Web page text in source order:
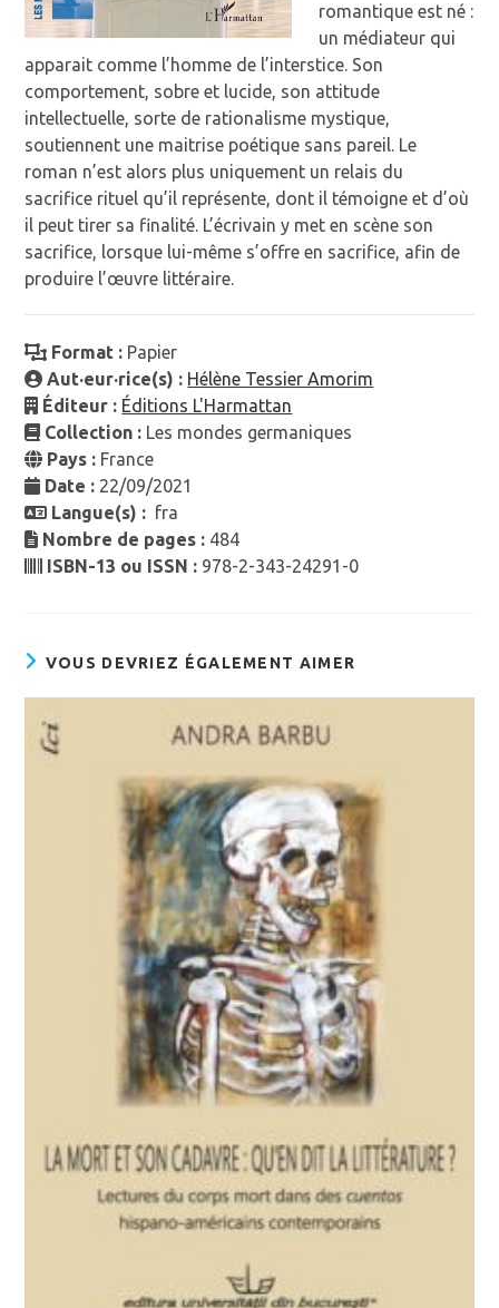
romantique est né :
un médiateur qui
apparait comme l’homme de l’interstice. Son
comportement, sobre et lucide, son attitude
intellectuelle, sorte de rationalisme mystique,
soutiennent une maitrise poétique sans pareil. Le
roman n’est alors plus uniquement un relais du
sacrifice rituel qu’il représente, dont il témoigne et d’où
il peut tirer sa finalité. L’écrivain y met en scène son
sacrifice, lorsque lui-même s’offre en sacrifice, afin de
produire l’œuvre littéraire.
Format : Papier
Aut·eur·rice(s) : Hélène Tessier Amorim
Éditeur : Éditions L'Harmattan
Collection : Les mondes germaniques
Pays : France
Date : 22/09/2021
Langue(s) : fra
Nombre de pages : 484
ISBN-13 ou ISSN : 978-2-343-24291-0
VOUS DEVRIEZ ÉGALEMENT AIMER